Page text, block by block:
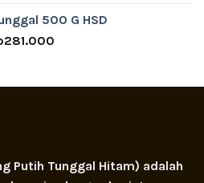
is:
Rp118.000.
500 G HSD
281.000Current
Rp281.000.
Putih Tunggal Hitam) adalah